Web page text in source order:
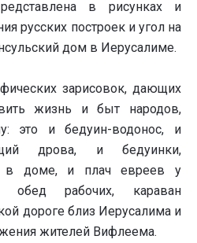
в рисунках и
русских построек и угол на
дом в Иерусалиме.
зарисовок, дающих
жизнь и быт народов,
это и бедуин-водонос, и
дрова, и бедуинки,
в доме, и плач евреев у
обед рабочих, караван
дороге близ Иерусалима и
жителей Вифлеема.